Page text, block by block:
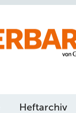
Heftarchiv